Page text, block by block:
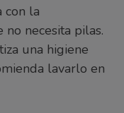
con la
necesita pilas.
una higiene
lavarlo en